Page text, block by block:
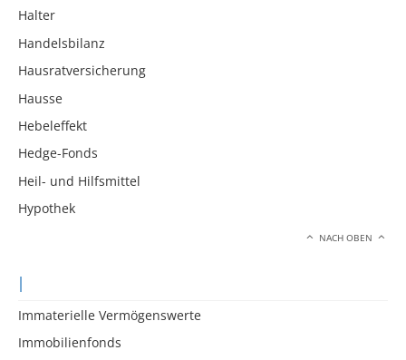
Halter
Handelsbilanz
Hausratversicherung
Hausse
Hebeleffekt
Hedge-Fonds
Heil- und Hilfsmittel
Hypothek
NACH OBEN
I
Immaterielle Vermögenswerte
Immobilienfonds